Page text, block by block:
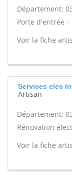
Département:
Porte d'entrée -
Voir la fiche
Services elec
Artisan
Département:
Rénovation
Voir la fiche